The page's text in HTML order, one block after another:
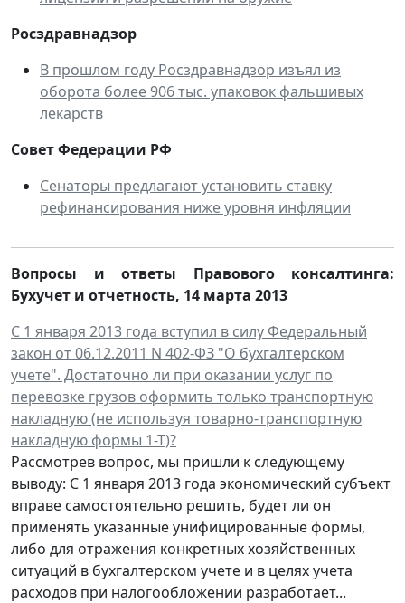
Росздравнадзор
В прошлом году Росздравнадзор изъял из
оборота более 906 тыс. упаковок фальшивых
лекарств
Совет Федерации РФ
Сенаторы предлагают установить ставку
рефинансирования ниже уровня инфляции
Вопросы и ответы Правового консалтинга:
Бухучет и отчетность, 14 марта 2013
С 1 января 2013 года вступил в силу Федеральный
закон от 06.12.2011 N 402-ФЗ "О бухгалтерском
учете". Достаточно ли при оказании услуг по
перевозке грузов оформить только транспортную
накладную (не используя товарно-транспортную
накладную формы 1-Т)?
Рассмотрев вопрос, мы пришли к следующему
выводу: С 1 января 2013 года экономический субъект
вправе самостоятельно решить, будет ли он
применять указанные унифицированные формы,
либо для отражения конкретных хозяйственных
ситуаций в бухгалтерском учете и в целях учета
расходов при налогообложении разработает...